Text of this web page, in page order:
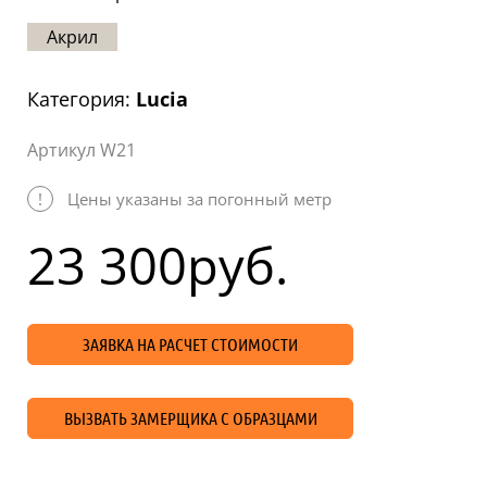
Карта
Акрил
Категория: Lucia
Артикул W21
! Цены указаны за погонный метр
23 300руб.
ЗАЯВКА НА РАСЧЕТ СТОИМОСТИ
ВЫЗВАТЬ ЗАМЕРЩИКА С ОБРАЗЦАМИ